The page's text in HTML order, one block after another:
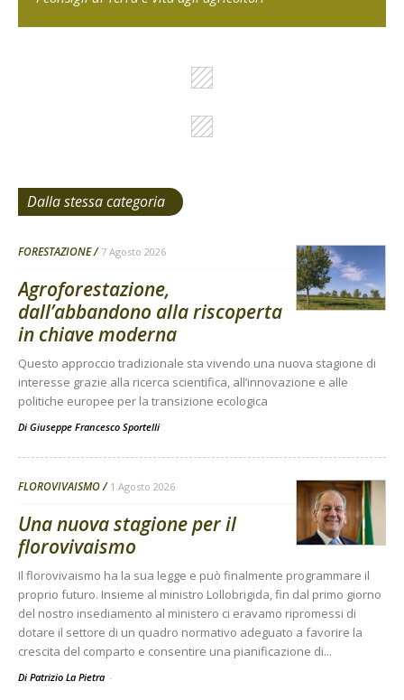
Dalla stessa categoria
FORESTAZIONE 7 Agosto 2026
Agroforestazione,
dall’abbandono alla riscoperta
in chiave moderna
Questo approccio tradizionale sta vivendo una nuova stagione di
interesse grazie alla ricerca scientifica, all’innovazione e alle
politiche europee per la transizione ecologica
Di Giuseppe Francesco Sportelli
FLOROVIVAISMO 1 Agosto 2026
Una nuova stagione per il
florovivaismo
Il florovivaismo ha la sua legge e può finalmente programmare il
proprio futuro. Insieme al ministro Lollobrigida, fin dal primo giorno
del nostro insediamento al ministero ci eravamo ripromessi di
dotare il settore di un quadro normativo adeguato a favorire la
crescita del comparto e consentire una pianificazione di...
Di Patrizio La Pietra -